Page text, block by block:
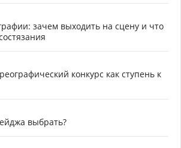
зачем выходить на сцену и что
конкурс как ступень к
выбрать?